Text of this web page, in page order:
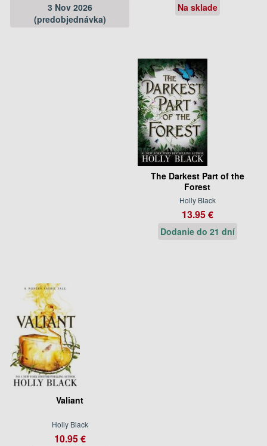
3 Nov 2026
(predobjednávka)
Na sklade
The Darkest Part of the
Forest
Holly Black
13.95 €
Dodanie do 21 dní
Valiant
Holly Black
10.95 €